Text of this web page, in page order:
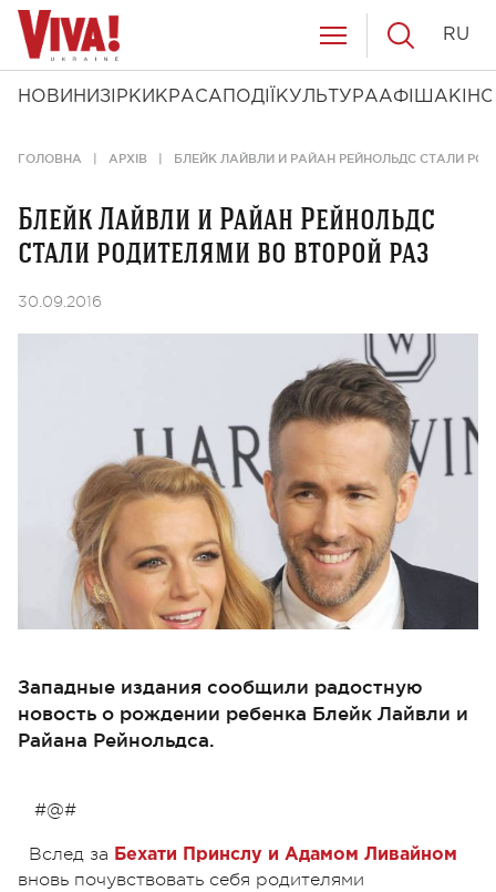
НОВИНИ ЗІРКИ КРАСА ПОДІЇ КУЛЬТУРААФІША КІНО
RU
ГОЛОВНА АРХІВ БЛЕЙК ЛАЙВЛИ И РАЙАН РЕЙНОЛЬДС СТАЛИ
Блейк Лайвли и Райан Рейнольдс
стали родителями во второй раз
30.09.2016
Западные издания сообщили радостную
новость о рождении ребенка Блейк Лайвли и
Райана Рейнольдса.
#@#
Вслед за Бехати Принслу и Адамом Ливайном
вновь почувствовать себя родителями